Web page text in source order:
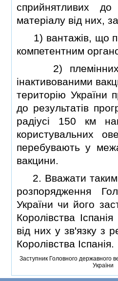
сприйнятливих
матерiалу вiд них,
1) вантажiв, що
компетентним
2) племiнних та
iнактивованими
територiю України
до результатiв
радiусi 150 км
користувальних
перебувають у
вакцини.
2. Вважати
розпорядження
України чи його
Королiвства
вiд них у зв'язку з
Королiвства Iспанiя.
Заступник Головного державного
України